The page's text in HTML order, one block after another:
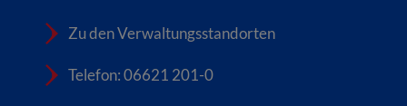
Zu den Verwaltungsstandorten
Telefon: 06621 201-0